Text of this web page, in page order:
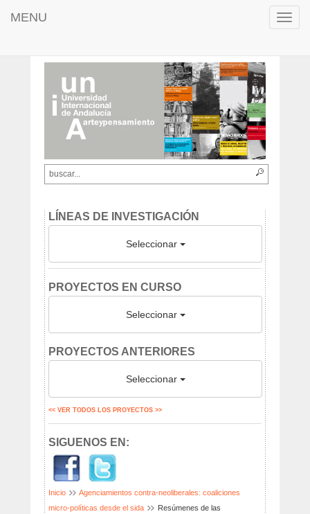
MENU
LÍNEAS DE INVESTIGACIÓN
Seleccionar
PROYECTOS EN CURSO
Seleccionar
PROYECTOS ANTERIORES
Seleccionar
<< VER TODOS LOS PROYECTOS >>
SIGUENOS EN:
Inicio
Agenciamientos contra-neoliberales: coaliciones
micro-políticas desde el sida
Resúmenes de las